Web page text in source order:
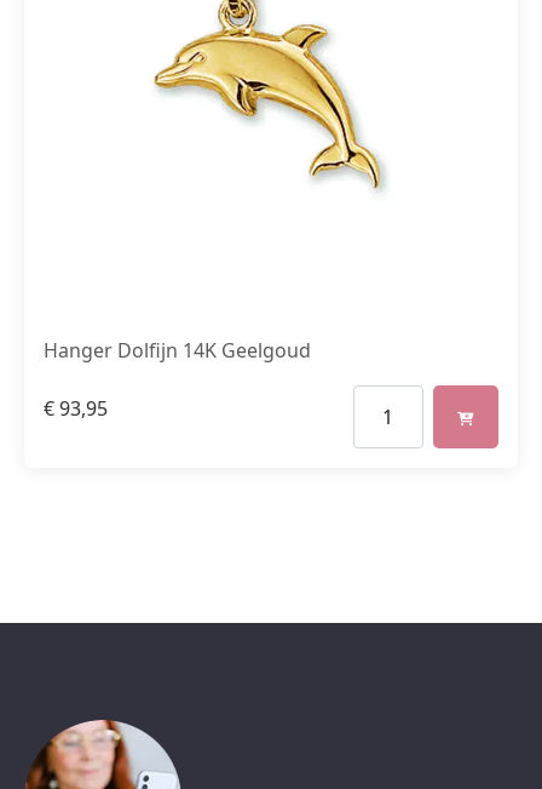
Hanger Dolfijn 14K Geelgoud
€93,95